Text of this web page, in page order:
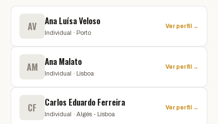
AV Ana Luísa Veloso
Individual · Porto
Ver perfil →
AM Ana Malato
Individual · Lisboa
Ver perfil →
CF Carlos Eduardo Ferreira
Individual · Algés - Lisboa
Ver perfil →